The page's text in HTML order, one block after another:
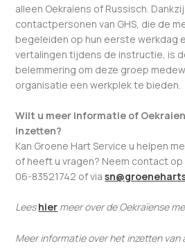
alleen Oekraïens of Russisch.
contactpersonen van GHS, die de
begeleiden op hun eerste werkdag
vertalingen tijdens de instructie, is
belemmering om deze groep
organisatie een werkplek te bieden.
Wilt u meer informatie of
inzetten?
Kan Groene Hart Service u helpen
of heeft u vragen? Neem contact op
06-83521742 of via
Leeshier meer over de Oekraïense
Meer informatie over het inzetten van